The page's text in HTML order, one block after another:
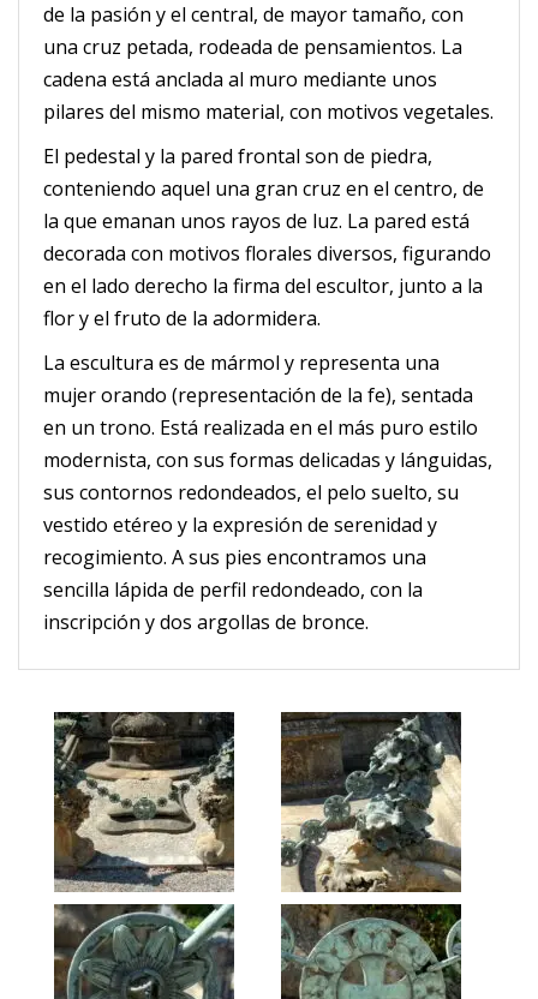
de la pasión y el central, de mayor tamaño, con
una cruz petada, rodeada de pensamientos. La
cadena está anclada al muro mediante unos
pilares del mismo material, con motivos vegetales.
El pedestal y la pared frontal son de piedra,
conteniendo aquel una gran cruz en el centro, de
la que emanan unos rayos de luz. La pared está
decorada con motivos florales diversos, figurando
en el lado derecho la firma del escultor, junto a la
flor y el fruto de la adormidera.
La escultura es de mármol y representa una
mujer orando (representación de la fe), sentada
en un trono. Está realizada en el más puro estilo
modernista, con sus formas delicadas y lánguidas,
sus contornos redondeados, el pelo suelto, su
vestido etéreo y la expresión de serenidad y
recogimiento. A sus pies encontramos una
sencilla lápida de perfil redondeado, con la
inscripción y dos argollas de bronce.